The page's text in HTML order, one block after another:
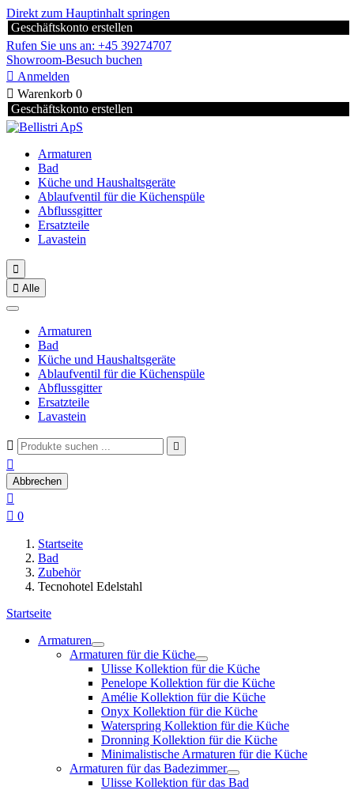
Direkt zum Hauptinhalt springen
Geschäftskonto erstellen
Rufen Sie uns an: +45 39274707
Showroom-Besuch buchen
 Anmelden
 Warenkorb 0
Geschäftskonto erstellen
Armaturen
Bad
Küche und Haushaltsgeräte
Ablaufventil für die Küchenspüle
Abflussgitter
Ersatzteile
Lavastein

 Alle
Armaturen
Bad
Küche und Haushaltsgeräte
Ablaufventil für die Küchenspüle
Abflussgitter
Ersatzteile
Lavastein
 

Abbrechen

 0
Startseite
Bad
Zubehör
Tecnohotel Edelstahl
Startseite
Armaturen
Armaturen für die Küche
Ulisse Kollektion für die Küche
Penelope Kollektion für die Küche
Amélie Kollektion für die Küche
Onyx Kollektion für die Küche
Waterspring Kollektion für die Küche
Dronning Kollektion für die Küche
Minimalistische Armaturen für die Küche
Armaturen für das Badezimmer
Ulisse Kollektion für das Bad